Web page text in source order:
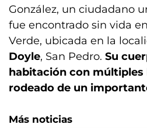
González, un ciudadano
fue encontrado sin vida
Verde, ubicada en la
Doyle, San Pedro. Su
habitación con
rodeado de un
Más noticias